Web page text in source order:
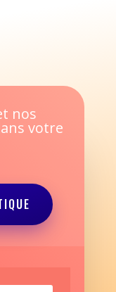
nos
votre